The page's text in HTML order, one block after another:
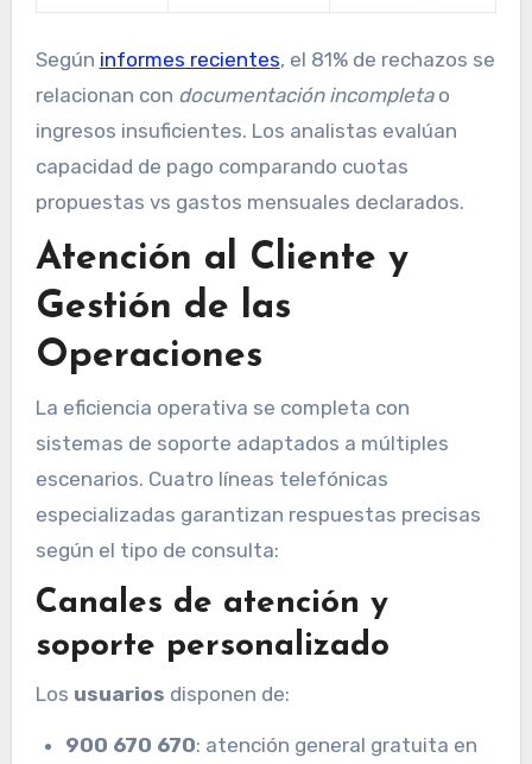
Según informes recientes, el 81% de rechazos se
relacionan con documentación incompletao
ingresos insuficientes. Los analistas evalúan
capacidad de pago comparando cuotas
propuestas vs gastos mensuales declarados.
Atención al Cliente y
Gestión de las
Operaciones
La eficiencia operativa se completa con
sistemas de soporte adaptados a múltiples
escenarios. Cuatro líneas telefónicas
especializadas garantizan respuestas precisas
según el tipo de consulta:
Canales de atención y
soporte personalizado
Los usuarios disponen de:
900 670 670: atención general gratuita en